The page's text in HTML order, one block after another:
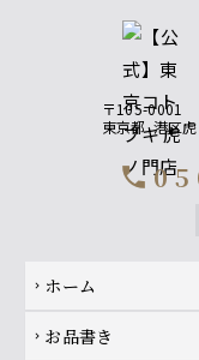
〒105-0001
東京都 港区
call
Footer navigation
chevron_right ホーム
chevron_right お品書き